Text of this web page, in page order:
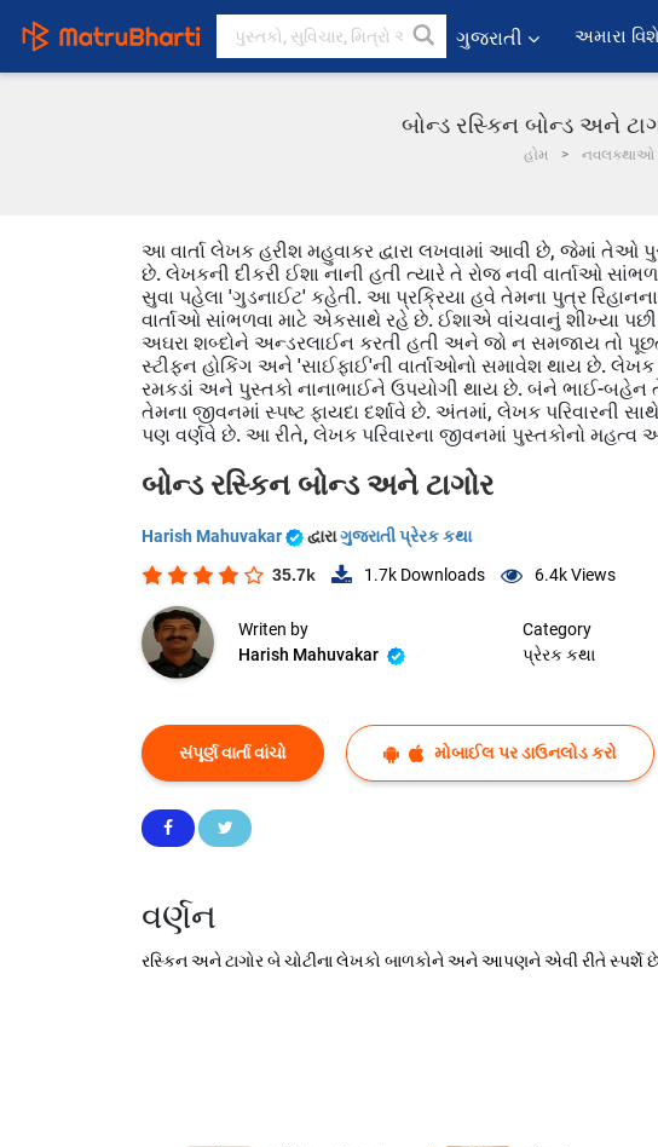
ગુજરાતી અમારા વિશે
બોન્ડ રસ્કિન બોન્ડ અને
હોમ નવલકથાઓ
આ વાર્તા લેખક હરીશ મહુવાકર દ્વારા લખવામાં આવી છે, જેમાં
છે. લેખકની દીકરી ઈશા નાની હતી ત્યારે તે રોજ નવી વાર્તાઓ
સુવા પહેલા 'ગુડનાઈટ' કહેતી. આ પ્રક્રિયા હવે તેમના પુત્ર
વાર્તાઓ સાંભળવા માટે એકસાથે રહે છે. ઈશાએ વાંચવાનું શીખ્યા
અઘરા શબ્દોને અન્ડરલાઈન કરતી હતી અને જો ન સમજાય તો
સ્ટીફન હોકિંગ અને 'સાઈફાઈ'ની વાર્તાઓનો સમાવેશ થાય છે.
રમકડાં અને પુસ્તકો નાનાભાઈને ઉપયોગી થાય છે. બંને ભાઈ-બહેન
તેમના જીવનમાં સ્પષ્ટ ફાયદા દર્શાવે છે. અંતમાં, લેખક
પણ વર્ણવે છે. આ રીતે, લેખક પરિવારના જીવનમાં પુસ્તકોનો
બોન્ડ રસ્કિન બોન્ડ અને ટાગોર
Harish Mahuvakar દ્વારાગુજરાતી પ્રેરક કથા
35.7k 1.7k Downloads 6.4kViews
Writen by
Harish Mahuvakar
Category
પ્રેરક કથા
સંપૂર્ણ વાર્તા વાંચો મોબાઈલ પર ડાઉનલોડ કરો
વર્ણન
રસ્કિન અને ટાગોર બે ચોટીના લેખકો બાળકોને અને આપણને એવી રીતે